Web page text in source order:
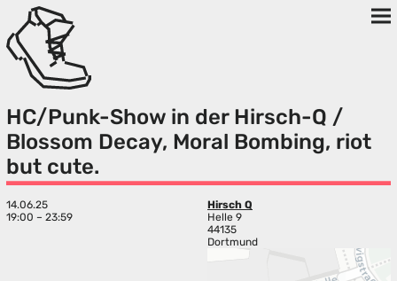
HC/Punk-Show in der Hirsch-Q /
Blossom Decay, Moral Bombing, riot
but cute.
14.06.25
19:00 – 23:59
Hirsch Q
Helle 9
44135
Dortmund